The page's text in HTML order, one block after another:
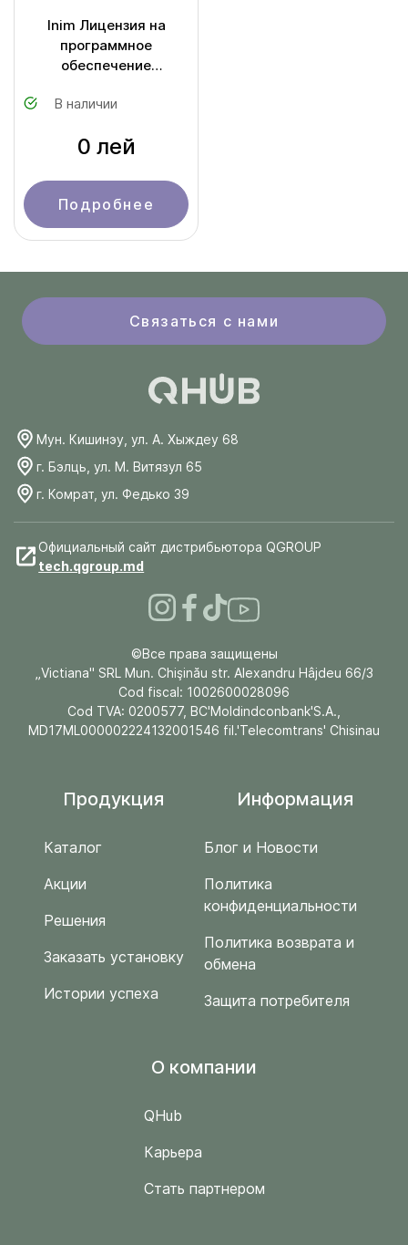
Inim Лицензия на
программное
обеспечение
В наличии
0 лей
Подробнее
Связаться с нами
Мун. Кишинэу, ул. А. Хыждеу 68
г. Бэлць, ул. М. Витязул 65
г. Комрат, ул. Федько 39
Официальный сайт дистрибьютора QGROUP
tech.qgroup.md
©Все права защищены
„Victiana" SRL Mun. Chişinău str. Alexandru Hâjdeu 66/3
Cod fiscal: 1002600028096
Cod TVA: 0200577, BC'Moldindconbank'S.A.,
MD17ML000002224132001546 fil.'Telecomtrans' Chisinau
Продукция
Каталог
Акции
Решения
Заказать установку
Истории успеха
Информация
Блог и Новости
Политика
конфиденциальности
Политика возврата и
обмена
Защита потребителя
O компании
QHub
Карьера
Стать партнером